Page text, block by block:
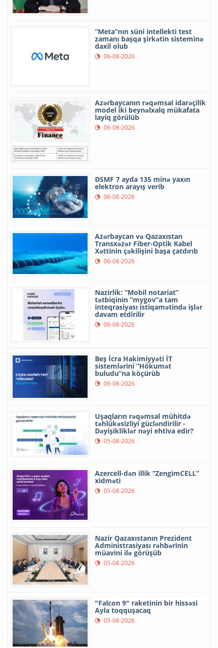
“Meta”nın süni intellekti test
zamanı başqa şirkətin sisteminə
daxil olub
06-08-2026
Azərbaycanın rəqəmsal idarəçilik
model iki beynəlxalq mükafata
layiq görülüb
06-08-2026
DSMF 7 ayda 135 minə yaxın
elektron arayış verib
06-08-2026
Azərbaycan və Qazaxıstan
Transxəzər Fiber-Optik Kabel
Xəttinin çəkilişini başa çatdırıb
06-08-2026
Nazirlik: “Mobil notariat”
tətbiqinin “mygov”a tam
inteqrasiyası istiqamətində işlər
davam etdirilir
06-08-2026
Beş İcra Hakimiyyəti İT
sistemlərini “Hökumət
buludu”na köçürüb
06-08-2026
Uşaqların rəqəmsal mühitdə
təhlükəsizliyi gücləndirilir -
Dəyişikliklər nəyi ehtiva edir?
05-08-2026
Azercell-dən illik “ZengimCELL”
xidməti
05-08-2026
Nazir Qazaxıstanın Prezident
Administrasiyası rəhbərinin
müavini ilə görüşüb
05-08-2026
"Falcon 9" raketinin bir hissəsi
Ayla toqquşacaq
05-08-2026